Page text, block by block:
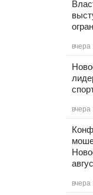
вчера
вчера
вчера